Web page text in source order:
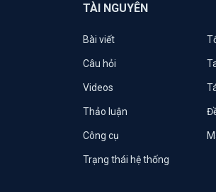
TÀI NGUYÊN
Bài viết
Câu hỏi
Videos
Thảo luận
Công cụ
Trạng thái hệ thống